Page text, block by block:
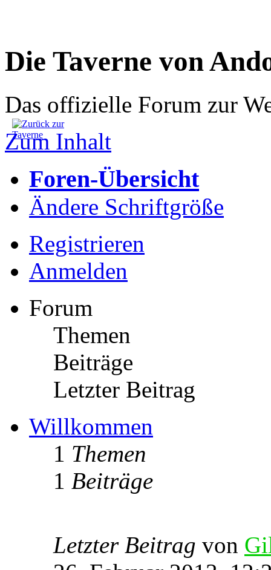
Die Taverne von
Das offizielle Forum zur
Zum Inhalt
Foren-Übersicht
Ändere Schriftgröße
Registrieren
Anmelden
Forum
Themen
Beiträge
Letzter Beitrag
Willkommen
1 Themen
1 Beiträge
Letzter Beitrag von